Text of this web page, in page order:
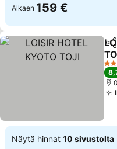
Alkaen 159 €
3
Näytä hinnat 10 sivustolta